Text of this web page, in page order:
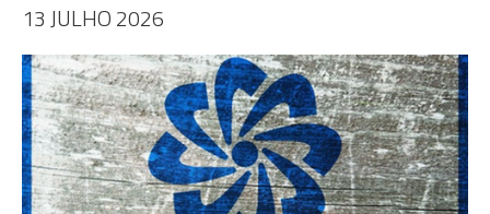
13 JULHO 2026